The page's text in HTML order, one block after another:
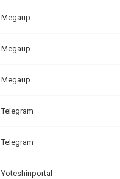
Megaup
Megaup
Megaup
Telegram
Telegram
Yoteshinportal